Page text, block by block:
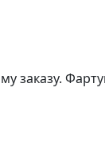
заказу.